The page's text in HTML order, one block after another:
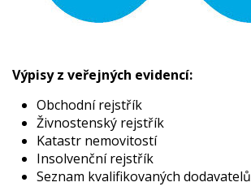
Výpisy z veřejných evidencí:
Obchodní rejstřík
Živnostenský rejstřík
Katastr nemovitostí
Insolvenční rejstřík
Seznam kvalifikovaných dodavatelů